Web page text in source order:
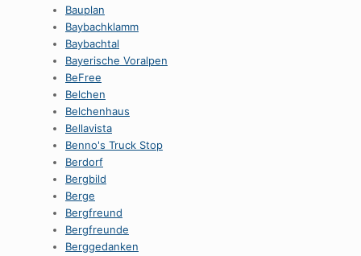
Bauplan
Baybachklamm
Baybachtal
Bayerische Voralpen
BeFree
Belchen
Belchenhaus
Bellavista
Benno's Truck Stop
Berdorf
Bergbild
Berge
Bergfreund
Bergfreunde
Berggedanken